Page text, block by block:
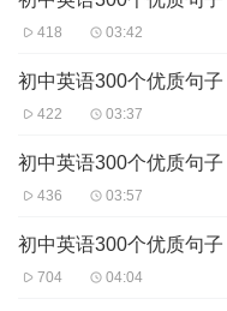
418 03:42
422 03:37
436 03:57
704 04:04